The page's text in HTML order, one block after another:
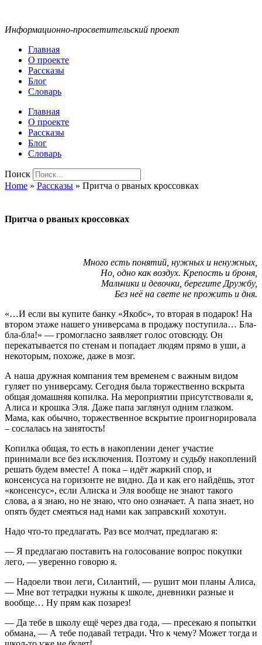
Информационно-просветительский проект
Главная
О проекте
Рассказы
Блог
Словарь
Главная
О проекте
Рассказы
Блог
Словарь
Поиск
Home » Рассказы » Притча о рваных кроссовках
Притча о рваных кроссовках
Много есть понятий, нужных и ненужных,
Но, одно как воздух. Крепость и броня,
Мальчики и девочки, берегите Дружбу,
Без неё на свете не прожить и дня.
«…И если вы купите банку «Якобс», то вторая в подарок! На
втором этаже нашего универсама в продажу поступила… Бла-
бла-бла!» — громогласно заявляет голос отовсюду. Он
перекатывается по стенам и попадает людям прямо в уши, а
некоторым, похоже, даже в мозг.
А наша дружная компания тем временем с важным видом
гуляет по универсаму. Сегодня была торжественно вскрыта
общая домашняя копилка. На мероприятии присутствовали я,
Алиса и крошка Эля. Даже папа заглянул одним глазком.
Мама, как обычно, торжественное вскрытие проигнорировала
– сослалась на занятость!
Копилка общая, то есть в накоплении денег участие
принимали все без исключения. Поэтому и судьбу накоплений
решать будем вместе! А пока – идёт жаркий спор, и
консенсуса на горизонте не видно. Да и как его найдёшь, этот
«консенсус», если Алиска и Эля вообще не знают такого
слова, а я знаю, но не знаю, что оно означает. А папа знает, но
опять будет смеяться над нами как заправский хохотун.
Надо что-то предлагать. Раз все молчат, предлагаю я:
— Я предлагаю поставить на голосование вопрос покупки
лего, — уверенно говорю я.
— Надоели твои леги, Силантий, — рушит мои планы Алиса,
— Мне вот тетрадки нужны к школе, дневники разные и
вообще… Ну прям как позарез!
— Да тебе в школу ещё через два года, — пресекаю я попытки
обмана, — А тебе подавай тетради. Что к чему? Может тогда и